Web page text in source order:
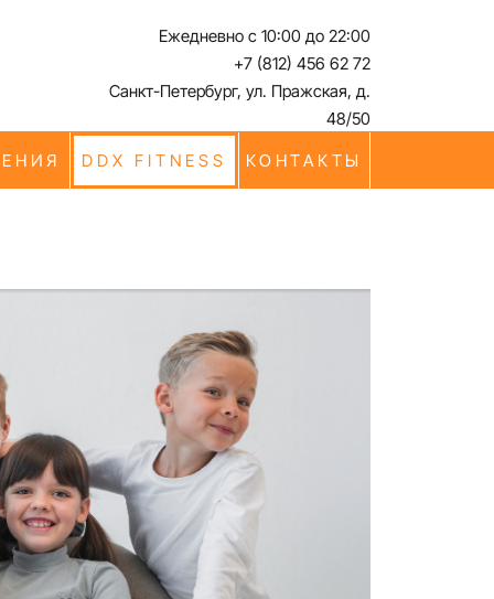
Ежедневно с 10:00 до 22:00
+7 (812) 456 62 72
Санкт-Петербург, ул. Пражская, д.
48/50
DDX FITNESS КОНТАКТЫ